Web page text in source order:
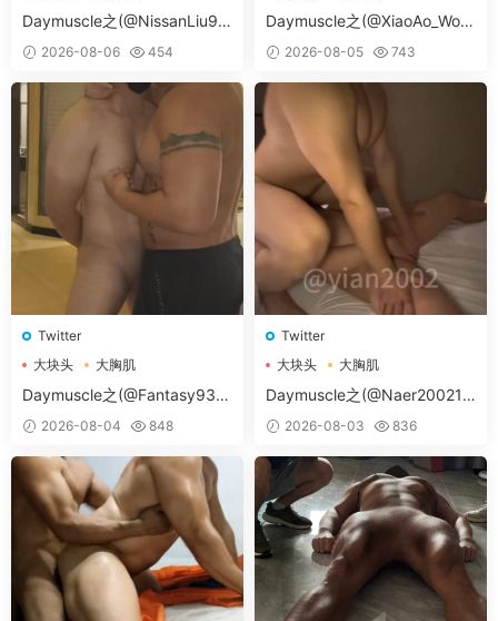
大胸肌肉男
Daymuscle之(@NissanLiu98
-@Nissan98）
2026-08-06 454
大胸肌肉男
Daymuscle之(@XiaoAo_Worl
d-@XiaoAo.art）
2026-08-05 743
Twitter
大块头
大胸肌
大胸肌肉男
Daymuscle之(@Fantasy938
15579-@孔控Kong）
2026-08-04 848
Twitter
大块头
大胸肌
大胸肌肉男
Daymuscle之(@Naer20021-
@纳尔）
2026-08-03 836